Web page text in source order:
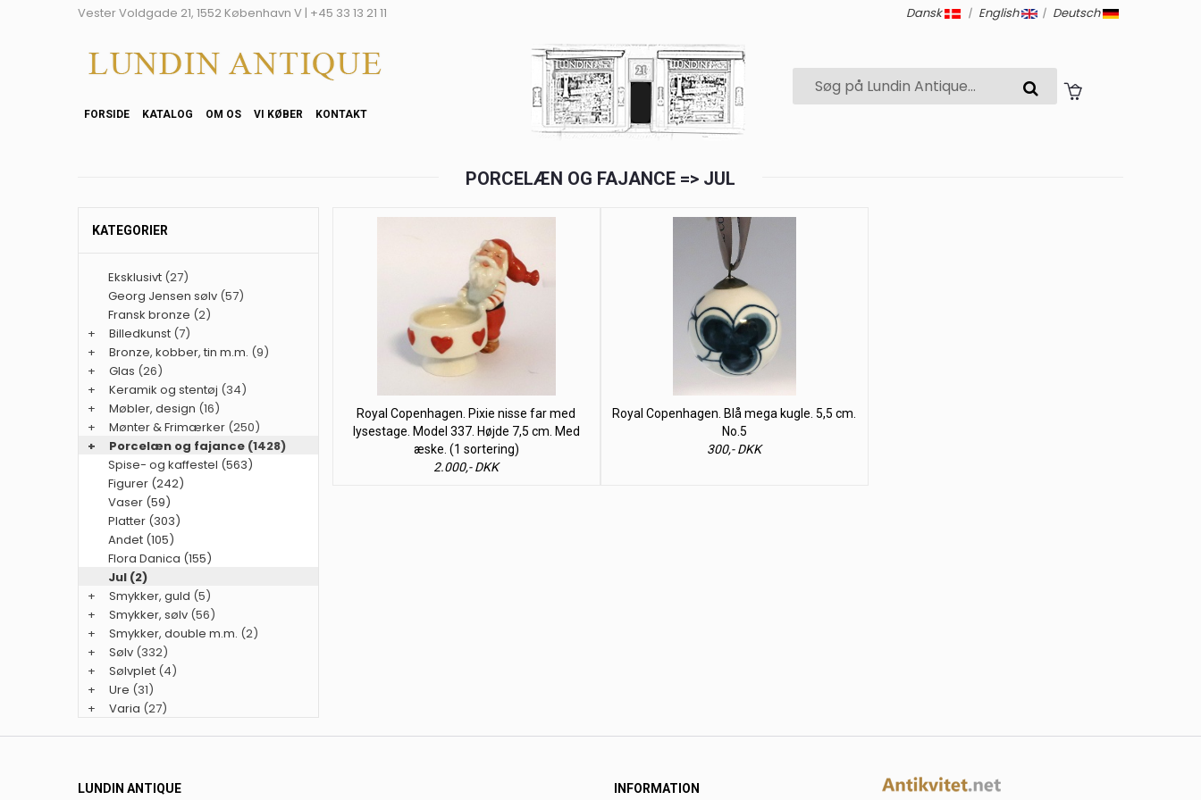
Vester Voldgade 21, 1552 København V | +45 33 13 21 11 Dansk | English | Deutsch
FORSIDE KATALOG OM OS VI KØBER KONTAKT
PORCELÆN OG FAJANCE => JUL
Royal Copenhagen. Pixie nisse far med
lysestage. Model 337. Højde 7,5 cm. Med
æske. (1 sortering)
2.000,- DKK
Royal Copenhagen. Blå mega kugle. 5,5 cm.
No.5
300,- DKK
KATEGORIER
Eksklusivt (27)
Georg Jensen sølv (57)
Fransk bronze (2)
+
Billedkunst (7)
+
Bronze, kobber, tin m.m. (9)
+
Glas (26)
+
Keramik og stentøj (34)
+
Møbler, design (16)
+
Mønter & Frimærker (250)
+
Porcelæn og fajance (1428)
Spise- og kaffestel (563)
Figurer (242)
Vaser (59)
Platter (303)
Andet (105)
Flora Danica (155)
Jul (2)
+
Smykker, guld (5)
+
Smykker, sølv (56)
+
Smykker, double m.m. (2)
+
Sølv (332)
+
Sølvplet (4)
+
Ure (31)
+
Varia (27)
LUNDIN ANTIQUE INFORMATION